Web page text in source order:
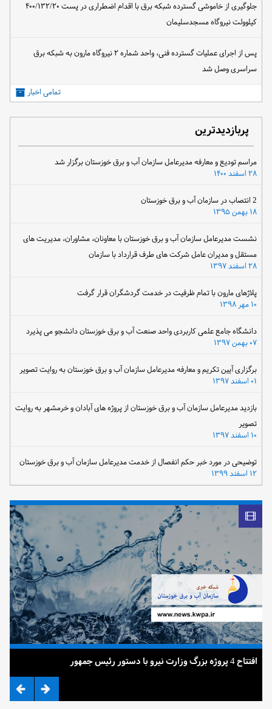
جلوگیری از خاموشی گسترده شبکه برق با اقدام اضطراری در پست ۴۰۰/۱۳۲/۲۰
کیلوولت نیروگاه مسجدسلیمان
پس از اجرای عملیات گسترده فنی، واحد شماره ۲ نیروگاه مارون به شبکه برق
سراسری وصل شد
تمامی اخبار
پربازدیدترین
مراسم تودیع و معارفه مدیرعامل سازمان آب و برق خوزستان برگزار شد
۲۸ اسفند ۱۴۰۰
۱۸ بهمن ۱۳۹۵
نشست مدیرعامل سازمان آب و برق خوزستان با معاونان، مشاوران، مدیریت های
مستقل و مدیران عامل شرکت های طرف قرارداد با سازمان
۲۸ اسفند ۱۳۹۷
پلاژهای مارون با تمام ظرفیت در خدمت گردشگران قرار گرفت
دانشگاه جامع علمی کاربردی واحد صنعت آب و برق خوزستان دانشجو می پذیرد
۰۷ بهمن ۱۳۹۷
برگزاری آیین تکریم و معارفه مدیرعامل سازمان آب و برق خوزستان به روایت تصویر
بازدید مدیرعامل سازمان آب و برق خوزستان از پروژه های آبادان و خرمشهر به روایت
تصویر
توضیحی در مورد خبر حکم انفصال از خدمت مدیرعامل سازمان آب و برق خوزستان
۱۲ اسفند ۱۳۹۹
افتتاح 4 پروژه بزرگ وزارت نیرو با دستور رئیس جمهور